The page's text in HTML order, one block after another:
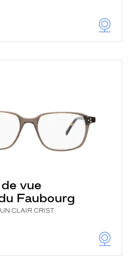
vue
Faubourg
CLAIR CRIST